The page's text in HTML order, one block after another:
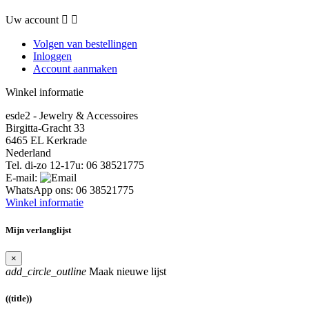
Uw account  
Volgen van bestellingen
Inloggen
Account aanmaken
Winkel informatie
esde2 - Jewelry & Accessoires
Birgitta-Gracht 33
6465 EL Kerkrade
Nederland
Tel. di-zo 12-17u: 06 38521775
E-mail:
WhatsApp ons: 06 38521775
Winkel informatie
Mijn verlanglijst
×
add_circle_outline Maak nieuwe lijst
((title))